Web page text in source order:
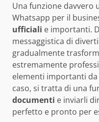
Una funzione davvero
Whatsapp per il
ufficiali e importanti.
messaggistica di
gradualmente
estremamente
elementi importanti
caso, si tratta di una
documenti e inviarli
perfetto e pronto per